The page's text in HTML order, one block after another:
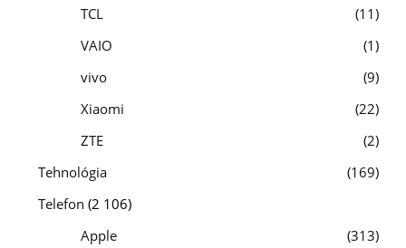
TCL
11
VAIO
1
vivo
9
Xiaomi
22
ZTE
2
Tehnológia
169
Telefon (2 106)
Apple
313